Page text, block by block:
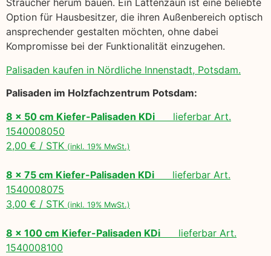
Sträucher herum bauen. Ein Lattenzaun ist eine beliebte
Option für Hausbesitzer, die ihren Außenbereich optisch
ansprechender gestalten möchten, ohne dabei
Kompromisse bei der Funktionalität einzugehen.
Palisaden kaufen in Nördliche Innenstadt, Potsdam.
Palisaden im Holzfachzentrum Potsdam:
8 x 50 cm Kiefer-Palisaden KDi lieferbar Art.
1540008050
2,00 € / STK (inkl. 19% MwSt.)
8 x 75 cm Kiefer-Palisaden KDi lieferbar Art.
1540008075
3,00 € / STK (inkl. 19% MwSt.)
8 x 100 cm Kiefer-Palisaden KDi lieferbar Art.
1540008100